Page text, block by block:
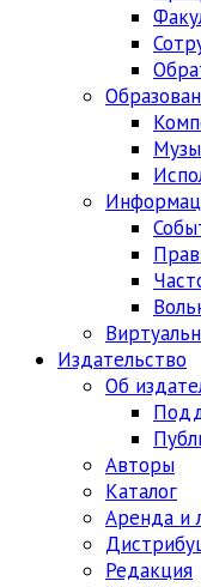
Издательство
Об
Авторы
Каталог
Аренда и
Редакция